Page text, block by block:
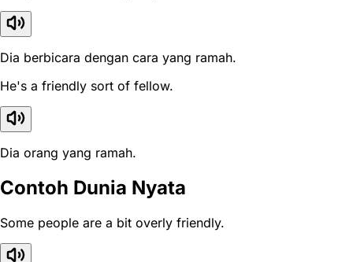
Dia berbicara dengan cara yang ramah.
He's a friendly sort of fellow.
Dia orang yang ramah.
Contoh Dunia Nyata
Some people are a bit overly friendly.